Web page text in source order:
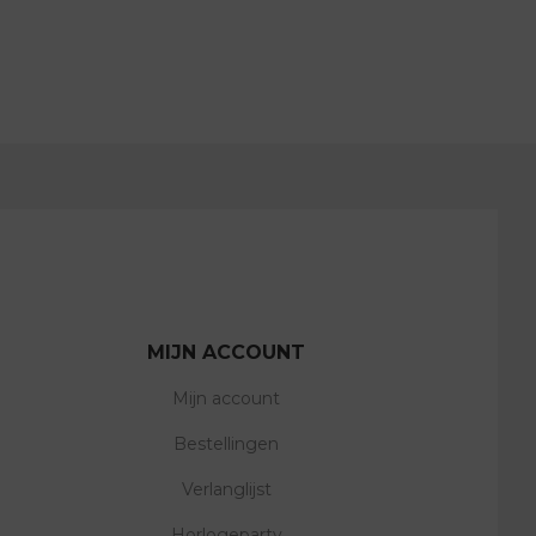
MIJN ACCOUNT
Mijn account
Bestellingen
Verlanglijst